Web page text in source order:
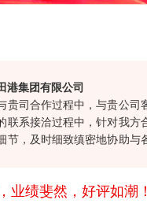
团有限公司
合作过程中，与贵公司客户经
接洽过程中，针对我方合作报
及时细致缜密地协助与各部门
业绩斐然，好评如潮！